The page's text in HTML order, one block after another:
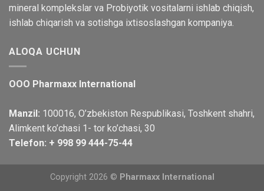
mineral komplekslar va Probiyotik vositalarni ishlab chiqish,
ishlab chiqarish va sotishga ixtisoslashgan kompaniya.
ALOQA UCHUN
OOO Pharmaxx International
Manzil: 100016, O’zbekiston Respublikasi, Toshkent shahri,
Alimkent ko’chasi 1- tor ko’chasi, 30
Telefon: + 998 99 444-75-44
Copyright 2026 © Pharmaxx International